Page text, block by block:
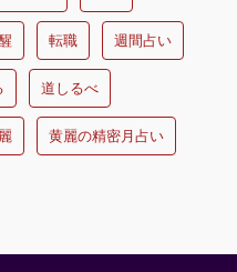
転職 週間占い
道しるべ
黄麗の精密月占い